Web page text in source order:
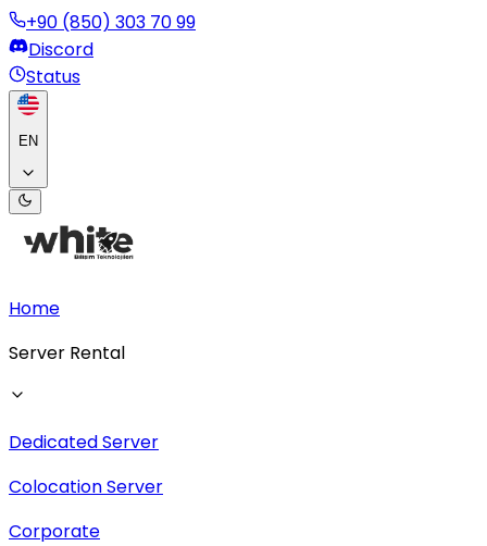
+90 (850) 303 70 99
Discord
Status
EN
Home
Server Rental
Dedicated Server
Colocation Server
Corporate